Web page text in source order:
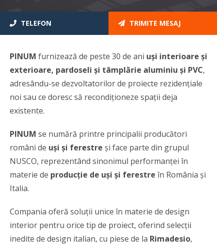
TELEFON TRIMITE MESAJ
PINUM furnizează de peste 30 de ani uși interioare şi
exterioare, pardoseli şi tâmplărie aluminiu şi PVC,
adresându-se dezvoltatorilor de proiecte rezidențiale
noi sau ce doresc să recondiționeze spații deja
existente.
PINUM se numără printre principalii producători
români de uși și ferestre și face parte din grupul
NUSCO, reprezentând sinonimul performanţei în
materie de producție de uși și ferestre în România și
Italia.
Compania oferă soluții unice în materie de design
interior pentru orice tip de proiect, oferind selecţii
inedite de design italian, cu piese de la Rimadesio,